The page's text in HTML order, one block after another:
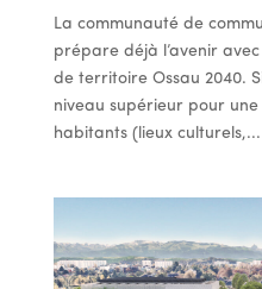
La communauté de
prépare déjà l’avenir
de territoire Ossau 2040.
niveau supérieur pour une
habitants (lieux culturels,...